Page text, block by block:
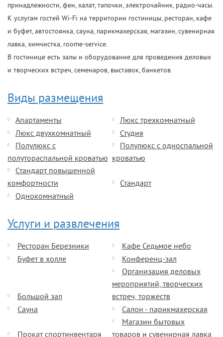
принадлежности, фен, халат, тапочки, электрочайник, радио-часы.
К услугам гостей Wi-Fi на территории гостиницы, ресторан, кафе
и буфет, автостоянка, сауна, парикмахерская, магазин, сувенирная
лавка, химчистка, roome-service.
В гостинице есть залы и оборудование для проведения деловых
и творческих встреч, семенаров, выставок, банкетов.
Виды размещения
Апартаменты
Люкс трехкомнатный
Люкс двухкомнатный
Студия
Полулюкс с
полутораспальной кроватью
Полулюкс с односпальной
кроватью
Стандарт повышенной
комфортности
Стандарт
Однокомнатный
Услуги и развлечения
Ресторан Березники
Кафе Седьмое небо
Буфет в холле
Конференц-зал
Большой зал
Организация деловых
мероприятий, творческих
встреч, торжеств
Сауна
Салон - парикмахерская
Прокат спортинвентаря
Магазин бытовых
товаров и сувенирная лавка